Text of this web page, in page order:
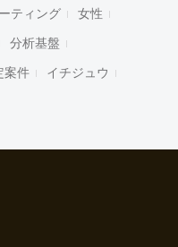
ティング 女性
分析基盤
案件 イチジュウ